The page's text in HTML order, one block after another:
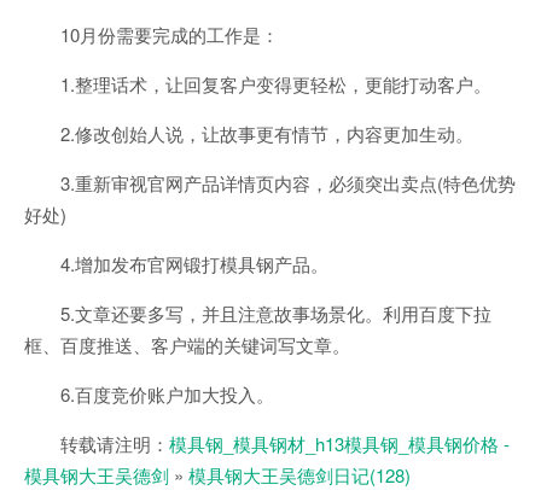
10月份需要完成的工作是：
1.整理话术，让回复客户变得更轻松，更能打动客户。
2.修改创始人说，让故事更有情节，内容更加生动。
3.重新审视官网产品详情页内容，必须突出卖点(特色优势
好处)
4.增加发布官网锻打模具钢产品。
5.文章还要多写，并且注意故事场景化。利用百度下拉
框、百度推送、客户端的关键词写文章。
6.百度竞价账户加大投入。
转载请注明： 模具钢_模具钢材_h13模具钢_模具钢价格 -
模具钢大王吴德剑 » 模具钢大王吴德剑日记(128)